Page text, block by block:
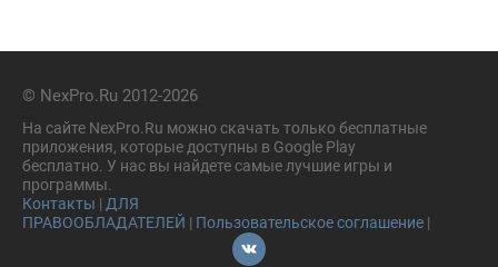
© NexPro.Ru 2012-2026
На сайте NexPro.Ru можно скачать только бесплатные
приложения, которые доступны в Google Play
бесплатно. У нас вы найдете самые лучшие игры и
программы.
Контакты | ДЛЯ
ПРАВООБЛАДАТЕЛЕЙ | Пользовательское соглашение |